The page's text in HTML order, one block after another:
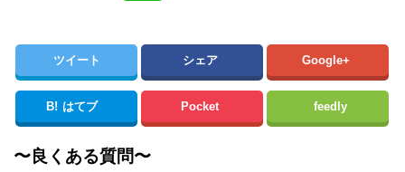
ツイート シェア Google+
B! はてブ Pocket feedly
〜良くある質問〜